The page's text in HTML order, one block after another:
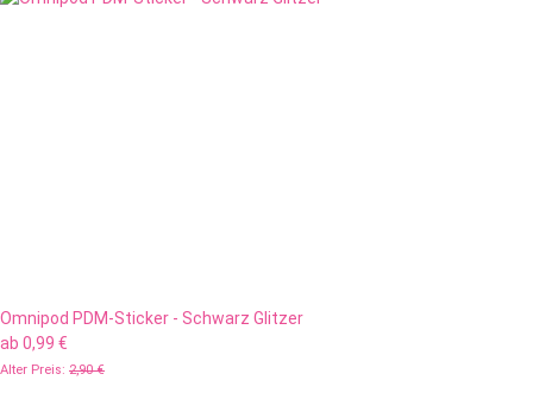
Omnipod PDM-Sticker - Schwarz Glitzer
ab 0,99 €
Alter Preis: 2,90 €